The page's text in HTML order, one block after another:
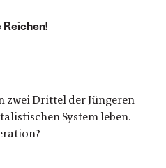
Reichen!
Drittel der Jüngeren
System leben.